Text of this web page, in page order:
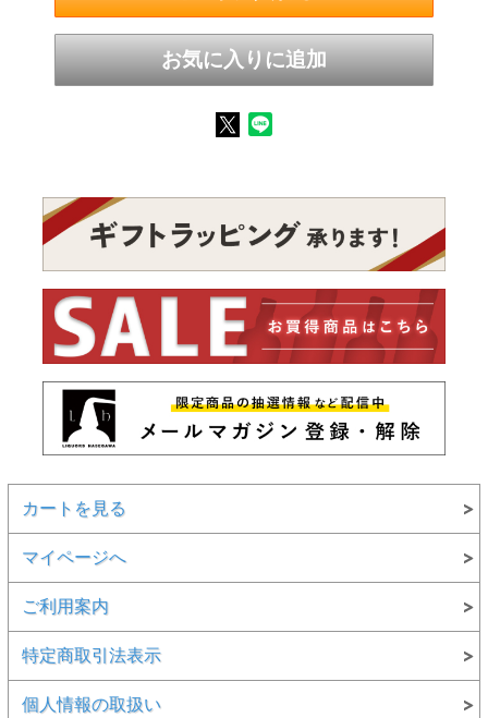
カートを見る
マイページへ
ご利用案内
特定商取引法表示
個人情報の取扱い